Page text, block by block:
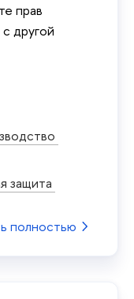
прав
другой
защита
полностью